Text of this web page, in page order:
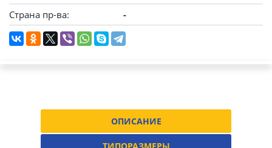
Страна пр-ва:
-
ОПИСАНИЕ
ТИПОРАЗМЕРЫ